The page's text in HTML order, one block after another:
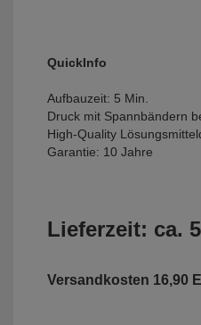
QuickInfo
Aufbauzeit: 5 Min.
Druck mit Spannbändern
High-Quality
Garantie: 10 Jahre
Lieferzeit: ca.
Versandkosten 16,90